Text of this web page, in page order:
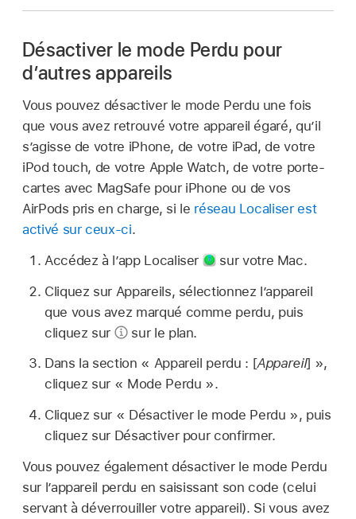
Désactiver le mode Perdu pour
d’autres appareils
Vous pouvez désactiver le mode Perdu une fois
que vous avez retrouvé votre appareil égaré, qu’il
s’agisse de votre iPhone, de votre iPad, de votre
iPod touch, de votre Apple Watch, de votre porte-
cartes avec MagSafe pour iPhone ou de vos
AirPods pris en charge, si le réseau Localiser est
activé sur ceux-ci.
Accédez à l’app Localiser
sur votre Mac.
Cliquez sur Appareils, sélectionnez l’appareil
que vous avez marqué comme perdu, puis
cliquez sur
sur le plan.
Dans la section « Appareil perdu : [Appareil] »,
cliquez sur « Mode Perdu ».
Cliquez sur « Désactiver le mode Perdu », puis
cliquez sur Désactiver pour confirmer.
Vous pouvez également désactiver le mode Perdu
sur l’appareil perdu en saisissant son code (celui
servant à déverrouiller votre appareil). Si vous avez